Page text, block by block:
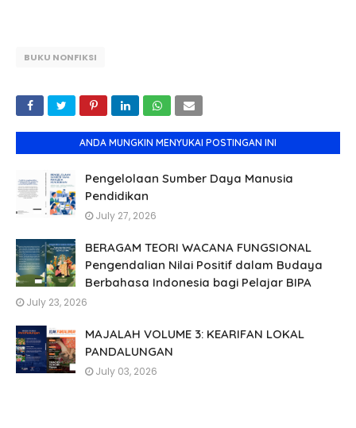
BUKU NONFIKSI
ANDA MUNGKIN MENYUKAI POSTINGAN INI
Pengelolaan Sumber Daya Manusia
Pendidikan
July 27, 2026
BERAGAM TEORI WACANA FUNGSIONAL
Pengendalian Nilai Positif dalam Budaya
Berbahasa Indonesia bagi Pelajar BIPA
July 23, 2026
MAJALAH VOLUME 3: KEARIFAN LOKAL
PANDALUNGAN
July 03, 2026